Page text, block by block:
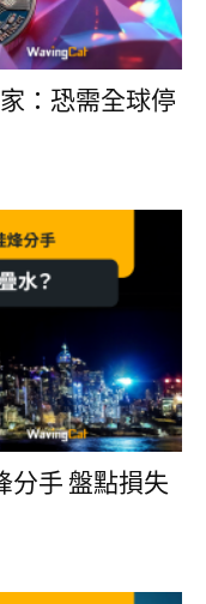
：恐需全球停
手 盤點損失